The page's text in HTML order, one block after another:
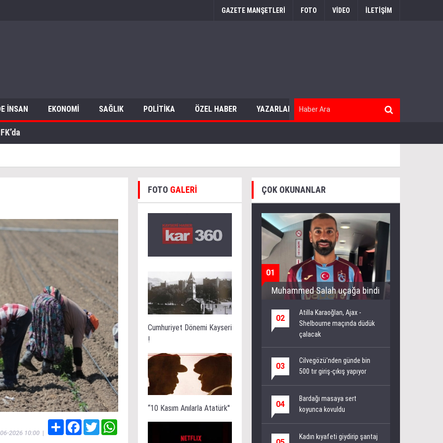
GAZETE MANŞETLERİ FOTO VİDEO İLETİŞİM
İNSAN EKONOMİ SAĞLIK POLİTİKA ÖZEL HABER YAZARLAR
tutuklandı!
2026 10:00|
Share FacebookTwitterWhatsApp
FOTO GALERİ
Cumhuriyet Dönemi Kayseri
!
“10 Kasım Anılarla Atatürk''
ÇOK OKUNANLAR
01
Muhammed Salah uçağa bindi
02
Atilla Karaoğlan, Ajax -
Shelbourne maçında düdük
çalacak
03
Cilvegözü'nden günde bin
500 tır giriş-çıkış yapıyor
04
Bardağı masaya sert
koyunca kovuldu
Kadın kıyafeti giydirip şantaj